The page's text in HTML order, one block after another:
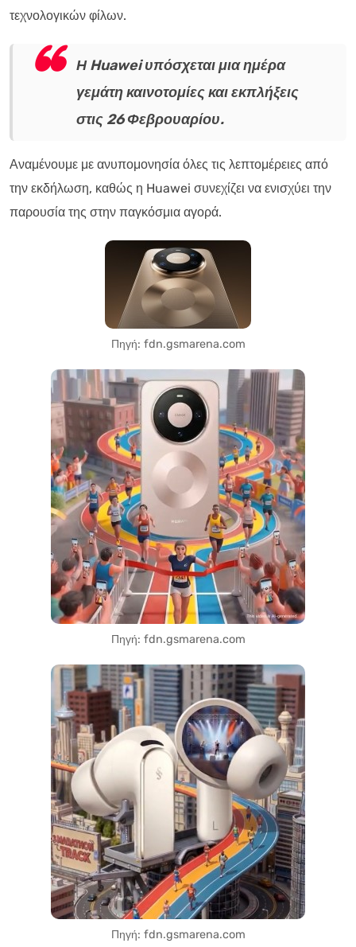
τεχνολογικών φίλων.
Η Huawei υπόσχεται μια ημέρα
γεμάτη καινοτομίες και εκπλήξεις
στις 26 Φεβρουαρίου.
Αναμένουμε με ανυπομονησία όλες τις λεπτομέρειες από
την εκδήλωση, καθώς η Huawei συνεχίζει να ενισχύει την
παρουσία της στην παγκόσμια αγορά.
Πηγή: fdn.gsmarena.com
Πηγή: fdn.gsmarena.com
Πηγή: fdn.gsmarena.com